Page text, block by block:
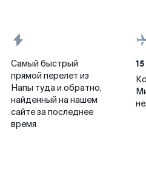
Самый быстрый
прямой перелет из
Напы туда и обратно,
найденный на нашем
сайте за последнее
время
15